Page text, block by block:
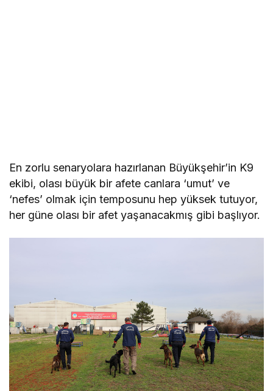
En zorlu senaryolara hazırlanan Büyükşehir’in K9
ekibi, olası büyük bir afete canlara ‘umut’ ve
‘nefes’ olmak için temposunu hep yüksek tutuyor,
her güne olası bir afet yaşanacakmış gibi başlıyor.